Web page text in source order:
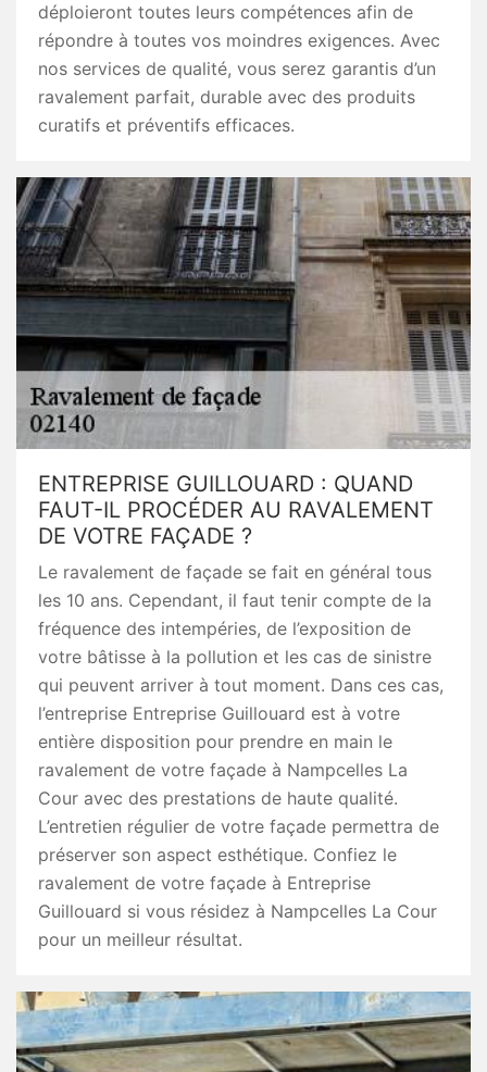
déploieront toutes leurs compétences afin de
répondre à toutes vos moindres exigences. Avec
nos services de qualité, vous serez garantis d’un
ravalement parfait, durable avec des produits
curatifs et préventifs efficaces.
ENTREPRISE GUILLOUARD : QUAND
FAUT-IL PROCÉDER AU RAVALEMENT
DE VOTRE FAÇADE ?
Le ravalement de façade se fait en général tous
les 10 ans. Cependant, il faut tenir compte de la
fréquence des intempéries, de l’exposition de
votre bâtisse à la pollution et les cas de sinistre
qui peuvent arriver à tout moment. Dans ces cas,
l’entreprise Entreprise Guillouard est à votre
entière disposition pour prendre en main le
ravalement de votre façade à Nampcelles La
Cour avec des prestations de haute qualité.
L’entretien régulier de votre façade permettra de
préserver son aspect esthétique. Confiez le
ravalement de votre façade à Entreprise
Guillouard si vous résidez à Nampcelles La Cour
pour un meilleur résultat.